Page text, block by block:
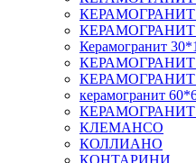
КЕРАМОГРАНИТ
КЕРАМОГРАНИТ
Керамогранит
КЕРАМОГРАНИТ
КЕРАМОГРАНИТ
керамогранит
КЕРАМОГРАНИТ
КЛЕМАНСО
КОЛЛИАНО
КОНТАРИНИ